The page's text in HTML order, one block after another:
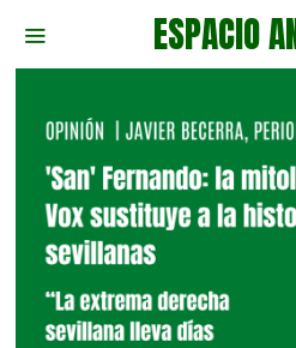
ESPACIO